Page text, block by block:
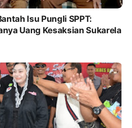
Isu Pungli SPPT:
Uang Kesaksian Sukarela